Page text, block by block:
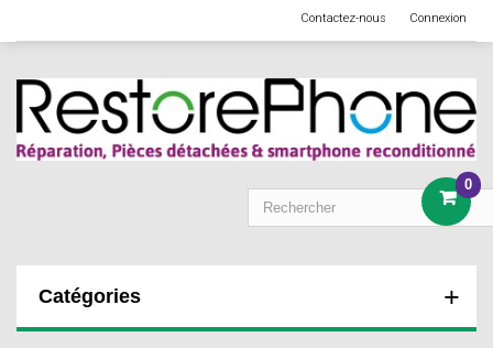
Connexion
Contactez-nous
0
Catégories